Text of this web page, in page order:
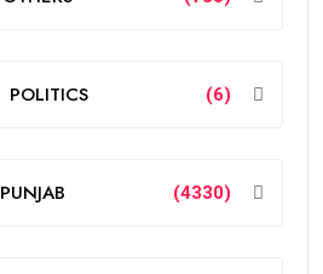
POLITICS (6)
PUNJAB (4330)